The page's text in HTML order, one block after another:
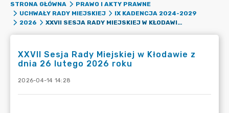
STRONA GŁÓWNA
PRAWO I AKTY PRAWNE
UCHWAŁY RADY MIEJSKIEJ
IX KADENCJA 2024-2029
2026
XXVII SESJA RADY MIEJSKIEJ W KŁODAWIE Z DNIA 26 LUTEGO 2026 ROKU
XXVII Sesja Rady Miejskiej w Kłodawie z
dnia 26 lutego 2026 roku
2026-04-14 14:28